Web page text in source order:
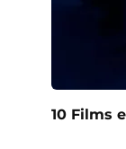
10 Films